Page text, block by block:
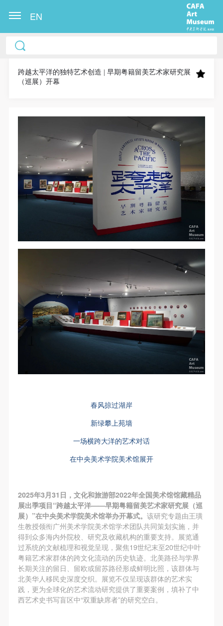
EN
跨越太平洋的独特艺术创造 | 早期粤籍留美艺术家研究展
（巡展）开幕
春风掠过湖岸
新绿攀上苑墙
一场横跨大洋的艺术对话
在中央美术学院美术馆展开
2025年3月31日，文化和旅游部2022年全国美术馆馆藏精品
展出季项目“跨越太平洋——早期粤籍留美艺术家研究展（巡
展）”在中央美术学院美术馆举办开幕式。 该研究专题由王璜
生教授领衔广州美术学院美术馆学术团队共同策划实施，并
得到众多海内外院校、研究及收藏机构的重要支持。展览通
过系统的文献梳理和视觉呈现，聚焦19世纪末至20世纪中叶
粤籍艺术家群体的跨文化流动的历史轨迹。北美路径与学界
长期关注的留日、留欧或留苏路径形成鲜明比照，该群体与
北美华人移民史深度交织。展览不仅呈现该群体的艺术实
践，更为全球化的艺术流动研究提供了重要案例，填补了中
西艺术史书写盲区中“双重缺席者”的研究空白。
中央美术学院美术馆出版授权协议书
称“CAFAM”），愿意将本人参与中央美术学院美术馆
公共教育部组织的公益性活动（包括美术馆会员活
果（如参与工作坊创作的作品）提交中央美术学院用
作发表、出版。中央美术学院可以以电子、网络及其
它数字媒体形式公开出版，并同意编入《中国知识资
源总库》《中央美术学院资料库》《中央美术学院美
术馆资料库》等相关资料、文献、档案机构和平台，
在中央美术学院中使用和在互联网上传播，同意按相
关“章程”规定享受相关权益。
中央美术学院美术馆活动安全免责协议书
本次活动公平公正、自愿参加与退出、风险与责任自
负的原则。但活动有风险，参加者应有必要的风险意
参加本次活动者必须遵守中华人民共和国的相关法
律、法规，必须遵循道德和社会公德规范，并应该具
备以人为本、团结友爱、互相帮助和助人为乐的良好
品质。
参加本次活动人员应该是成年人（具有完全民事行为
参加活动者在此次活动期间的人身安全责任自负。鼓
励参加者自行购买人身安全保险。活动中一旦出现事
事故的任何责任，但有互相援助的义务。参加活动的
身不承担任何法律责任和经济责任。参加本次活动者
的人身安全不负有民事及相关连带责任。
第五条
参加活动者在此次活动期间应主动遵守美术馆活动秩
序、维护美术馆场地及展示、展览、馆藏艺术作品及
衍生品的安全。活动中一旦因个人原因造成美术馆场
地、空间、艺术品、衍生品等受到不同程度的损失、
破坏。活动中任何非事故当事人及美术馆将不承担相
应的责任与损失，应由参与活动者根据相应的法律条
中央美术学院美术馆出版授权协议书
称“CAFAM”），愿意将本人参与中央美术学院美术馆
公共教育部组织的公益性活动（包括美术馆会员活
果（如参与工作坊创作的作品）提交中央美术学院用
作发表、出版。中央美术学院可以以电子、网络及其
它数字媒体形式公开出版，并同意编入《中国知识资
源总库》《中央美术学院资料库》《中央美术学院美
术馆资料库》等相关资料、文献、档案机构和平台，
在中央美术学院中使用和在互联网上传播，同意按相
关“章程”规定享受相关权益。
中央美术学院美术馆活动安全免责协议书
本次活动公平公正、自愿参加与退出、风险与责任自
负的原则。但活动有风险，参加者应有必要的风险意
参加本次活动者必须遵守中华人民共和国的相关法
律、法规，必须遵循道德和社会公德规范，并应该具
备以人为本、团结友爱、互相帮助和助人为乐的良好
品质。
参加本次活动人员应该是成年人（具有完全民事行为
参加活动者在此次活动期间的人身安全责任自负。鼓
励参加者自行购买人身安全保险。活动中一旦出现事
事故的任何责任，但有互相援助的义务。参加活动的
身不承担任何法律责任和经济责任。参加本次活动者
的人身安全不负有民事及相关连带责任。
第五条
参加活动者在此次活动期间应主动遵守美术馆活动秩
序、维护美术馆场地及展示、展览、馆藏艺术作品及
衍生品的安全。活动中一旦因个人原因造成美术馆场
地、空间、艺术品、衍生品等受到不同程度的损失、
破坏。活动中任何非事故当事人及美术馆将不承担相
应的责任与损失，应由参与活动者根据相应的法律条
中央美术学院美术馆出版授权协议书
称“CAFAM”），愿意将本人参与中央美术学院美术馆
公共教育部组织的公益性活动（包括美术馆会员活
果（如参与工作坊创作的作品）提交中央美术学院用
作发表、出版。中央美术学院可以以电子、网络及其
它数字媒体形式公开出版，并同意编入《中国知识资
源总库》《中央美术学院资料库》《中央美术学院美
术馆资料库》等相关资料、文献、档案机构和平台，
在中央美术学院中使用和在互联网上传播，同意按相
关“章程”规定享受相关权益。
中央美术学院美术馆活动安全免责协议书
本次活动公平公正、自愿参加与退出、风险与责任自
负的原则。但活动有风险，参加者应有必要的风险意
参加本次活动者必须遵守中华人民共和国的相关法
律、法规，必须遵循道德和社会公德规范，并应该具
备以人为本、团结友爱、互相帮助和助人为乐的良好
品质。
参加本次活动人员应该是成年人（具有完全民事行为
参加活动者在此次活动期间的人身安全责任自负。鼓
励参加者自行购买人身安全保险。活动中一旦出现事
事故的任何责任，但有互相援助的义务。参加活动的
身不承担任何法律责任和经济责任。参加本次活动者
的人身安全不负有民事及相关连带责任。
第五条
参加活动者在此次活动期间应主动遵守美术馆活动秩
序、维护美术馆场地及展示、展览、馆藏艺术作品及
衍生品的安全。活动中一旦因个人原因造成美术馆场
地、空间、艺术品、衍生品等受到不同程度的损失、
破坏。活动中任何非事故当事人及美术馆将不承担相
应的责任与损失，应由参与活动者根据相应的法律条